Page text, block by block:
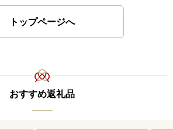
トップページへ
おすすめ返礼品